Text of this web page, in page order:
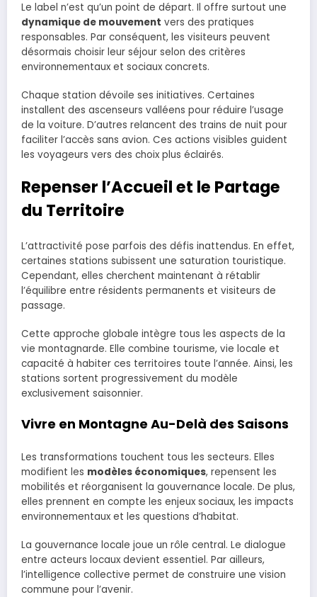
Le label n’est qu’un point de départ. Il offre surtout une
dynamique de mouvement vers des pratiques
responsables. Par conséquent, les visiteurs peuvent
désormais choisir leur séjour selon des critères
environnementaux et sociaux concrets.
Chaque station dévoile ses initiatives. Certaines
installent des ascenseurs valléens pour réduire l’usage
de la voiture. D’autres relancent des trains de nuit pour
faciliter l’accès sans avion. Ces actions visibles guident
les voyageurs vers des choix plus éclairés.
Repenser l’Accueil et le Partage
du Territoire
L’attractivité pose parfois des défis inattendus. En effet,
certaines stations subissent une saturation touristique.
Cependant, elles cherchent maintenant à rétablir
l’équilibre entre résidents permanents et visiteurs de
passage.
Cette approche globale intègre tous les aspects de la
vie montagnarde. Elle combine tourisme, vie locale et
capacité à habiter ces territoires toute l’année. Ainsi, les
stations sortent progressivement du modèle
exclusivement saisonnier.
Vivre en Montagne Au-Delà des Saisons
Les transformations touchent tous les secteurs. Elles
modifient les modèles économiques, repensent les
mobilités et réorganisent la gouvernance locale. De plus,
elles prennent en compte les enjeux sociaux, les impacts
environnementaux et les questions d’habitat.
La gouvernance locale joue un rôle central. Le dialogue
entre acteurs locaux devient essentiel. Par ailleurs,
l’intelligence collective permet de construire une vision
commune pour l’avenir.